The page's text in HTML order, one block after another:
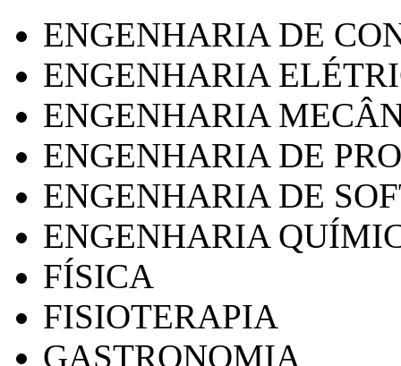
ENGENHARIA DE
ENGENHARIA
ENGENHARIA
ENGENHARIA DE
ENGENHARIA DE
ENGENHARIA
FÍSICA
FISIOTERAPIA
GASTRONOMIA